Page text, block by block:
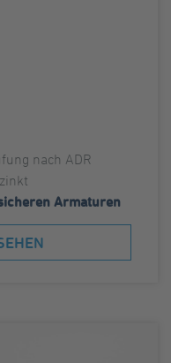
nach ADR
Armaturen